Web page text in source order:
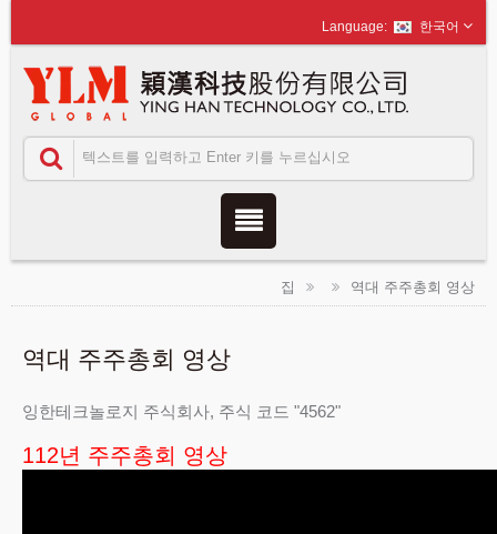
한국어
집 역대 주주총회 영상
역대 주주총회 영상
잉한테크놀로지 주식회사, 주식 코드 "4562"
112년 주주총회 영상